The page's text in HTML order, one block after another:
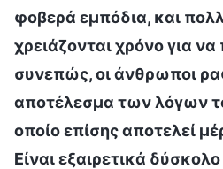
φοβερά εμπόδια, και
χρειάζονται χρόνο για
συνεπώς, οι άνθρωποι
αποτέλεσμα των λόγων
οποίο επίσης αποτελεί
Είναι εξαιρετικά